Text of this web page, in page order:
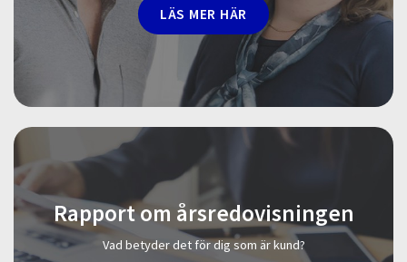
LÄS MER HÄR
Rapport om årsredovisningen
Vad betyder det för dig som är kund?